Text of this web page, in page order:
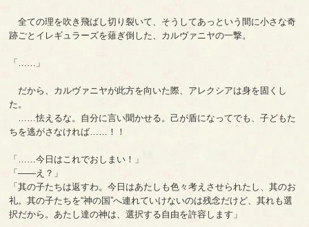
全ての理を吹き飛ばし切り裂いて、そうしてあっという間に小さな奇
跡ごとイレギュラーズを薙ぎ倒した、カルヴァニヤの一撃。
「……」
だから、カルヴァニヤが此方を向いた際、アレクシアは身を固くし
た。
……怯えるな。自分に言い聞かせる。己が盾になってでも、子どもた
ちを逃がさなければ……！！
「……今日はこれでおしまい！」
「――え？」
「其の子たちは返すわ。今日はあたしも色々考えさせられたし、其のお
礼。其の子たちを“神の国”へ連れていけないのは残念だけど、其れも選
択だから。あたし達の神は、選択する自由を許容します」